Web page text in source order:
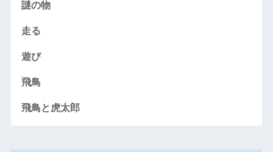
謎の物
走る
遊び
飛鳥
飛鳥と虎太郎